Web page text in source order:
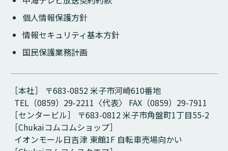
個人情報保護方針
情報セキュリティ基本方針
国民保護業務計画
［本社］ 〒683-0852 米子市河崎610番地
TEL（0859）29-2211〈代表〉 FAX（0859）29-7911
［センタービル］ 〒683-0812 米子市角盤町1丁目55-2
［Chukaiコムコムショップ］
イオンモール日吉津 東館1F 自転車売場向かい